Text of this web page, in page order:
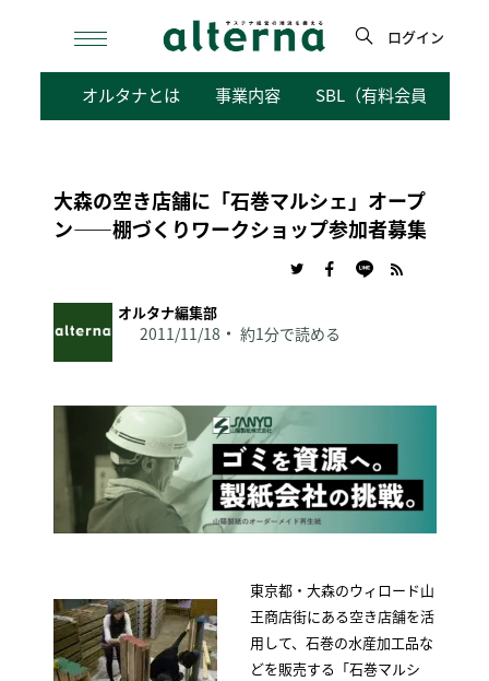
検
ログイン
オルタナとは 事業内容 SBL（有料会員向けサ
大森の空き店舗に「石巻マルシェ」オープ
ン——棚づくりワークショップ参加者募集
オルタナ編集部
2011/11/18 約1分で読める
東京都・大森のウィロード山
王商店街にある空き店舗を活
用して、石巻の水産加工品な
どを販売する「石巻マルシ